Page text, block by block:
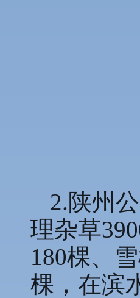
2.陕州
理杂草
180棵、
棵，在滨